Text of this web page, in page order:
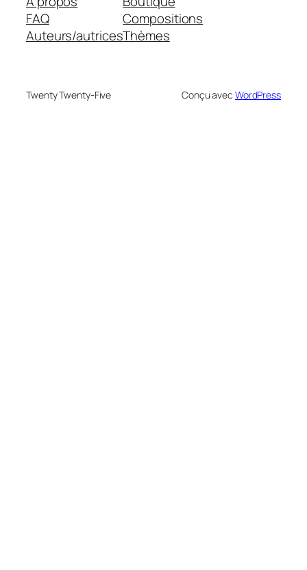
FAQ
Auteurs/autrices
Compositions
Thèmes
Twenty Twenty-Five Conçu avec WordPress